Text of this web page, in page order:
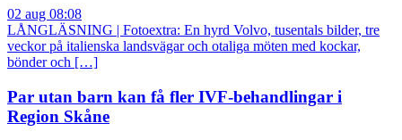
02 aug 08:08
LÅNGLÄSNING | Fotoextra: En hyrd Volvo, tusentals bilder, tre
veckor på italienska landsvägar och otaliga möten med kockar,
bönder och […]
Par utan barn kan få fler IVF-behandlingar i
Region Skåne